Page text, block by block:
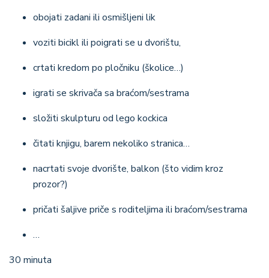
obojati zadani ili osmišljeni lik
voziti bicikl ili poigrati se u dvorištu,
crtati kredom po pločniku (školice…)
igrati se skrivača sa braćom/sestrama
složiti skulpturu od lego kockica
čitati knjigu, barem nekoliko stranica…
nacrtati svoje dvorište, balkon (što vidim kroz
prozor?)
pričati šaljive priče s roditeljima ili braćom/sestrama
…
30 minuta